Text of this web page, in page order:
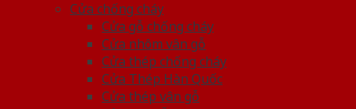
Cửa chống cháy
Cửa gỗ chống cháy
Cửa nhôm vân gỗ
Cửa thép chống cháy
Cửa Thép Hàn Quốc
Cửa thép vân gỗ